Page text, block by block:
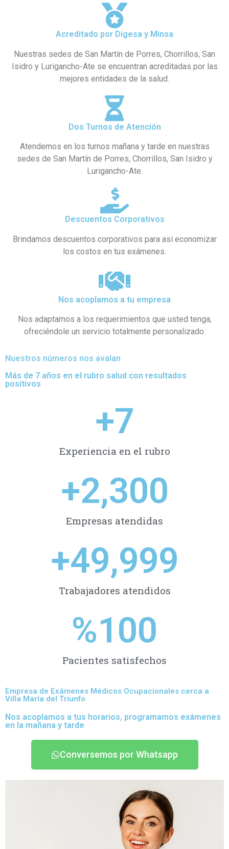
Acreditado por Digesa y Minsa
Nuestras sedes de San Martín de Porres, Chorrillos, San
Isidro y Lurigancho-Ate se encuentran acreditadas por las
mejores entidades de la salud.
Dos Turnos de Atención
Atendemos en los turnos mañana y tarde en nuestras
sedes de San Martín de Porres, Chorrillos, San Isidro y
Lurigancho-Ate.
Descuentos Corporativos
Brindamos descuentos corporativos para así economizar
los costos en tus exámenes.
Nos acoplamos a tu empresa
Nos adaptamos a los requerimientos que usted tenga,
ofreciéndole un servicio totalmente personalizado.
Nuestros números nos avalan
Más de 7 años en el rubro salud con resultados
positivos
Experiencia en el rubro
+7
Empresas atendidas
+2,300
Trabajadores atendidos
+49,999
Pacientes satisfechos
%100
Empresa de Exámenes Médicos Ocupacionales cerca a
Villa María del Triunfo
Nos acoplamos a tus horarios, programamos exámenes
en la mañana y tarde
Conversemos por Whatsapp